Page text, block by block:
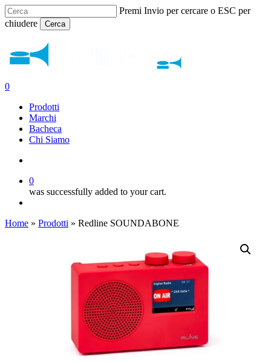
Skip
to
Premi Invio per cercare o ESC per
chiudere
Cerca
search
0
Prodotti
Marchi
Bacheca
Chi Siamo
0
was successfully added to your cart.
Home » Prodotti » Redline SOUNDABONE